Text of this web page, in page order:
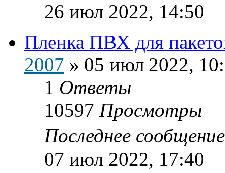
26 июл 2022, 14:50
Пленка ПВХ для
2007 » 05 июл 2022,
1 Ответы
10597 Просмотры
Последнее
07 июл 2022, 17:40